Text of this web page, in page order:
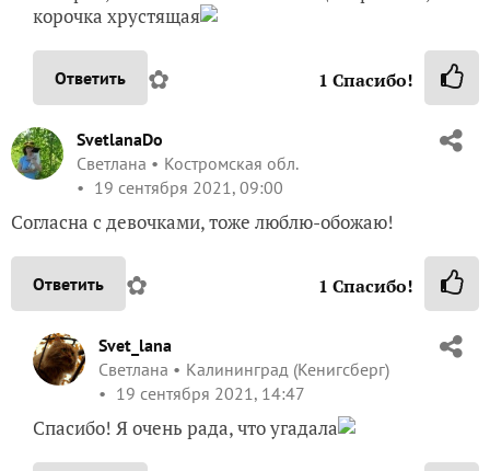
корочка хрустящая
Ответить ✿ 1 Спасибо!
SvetlanaDo
Светлана
Костромская обл.
19 сентября 2021, 09:00
Согласна с девочками, тоже люблю-обожаю!
Ответить ✿ 1 Спасибо!
Svet_lana
Светлана
Калининград (Кенигсберг)
19 сентября 2021, 14:47
Спасибо! Я очень рада, что угадала